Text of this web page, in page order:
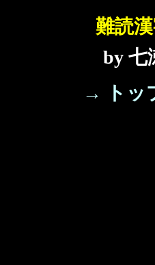
難読
by 七
→ トッ